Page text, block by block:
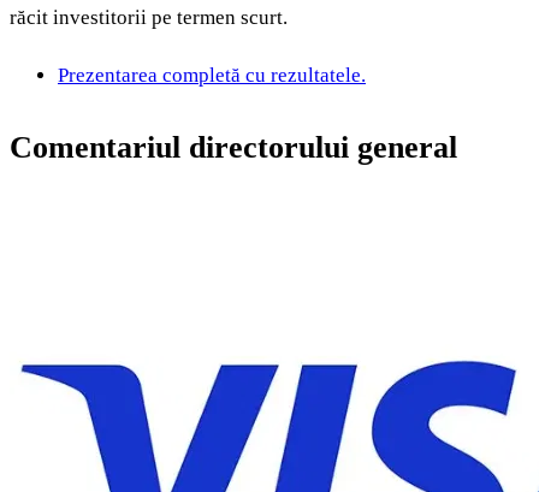
răcit investitorii pe termen scurt.
Prezentarea completă cu rezultatele.
Comentariul directorului general